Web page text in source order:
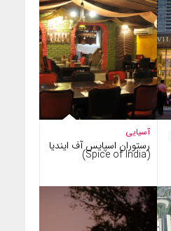
آسیایی
رستوران اسپایس آف ایندیا
(Spice of India)